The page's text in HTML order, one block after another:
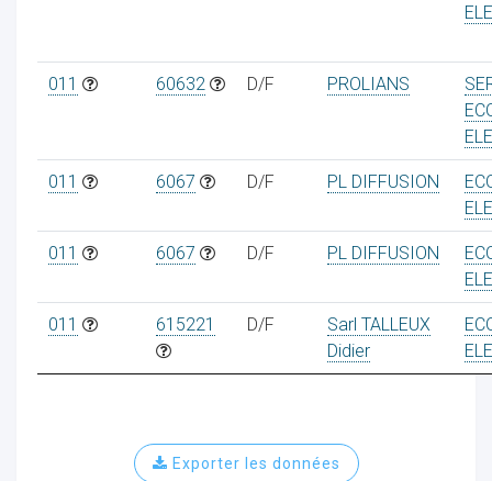
011 60632 D/F PROLIANS
011 6067 D/F PL DIFFUSION
011 6067 D/F PL DIFFUSION
011 615221 D/F
Sarl TALLEUX
Didier
Exporter les données